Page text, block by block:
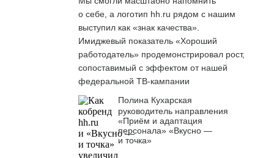
о себе, а логотип hh.ru рядом с нашим
выступил как «знак качества».
Имиджевый показатель «Хороший
работодатель» продемонстрировал рост,
сопоставимый с эффектом от нашей
федеральной ТВ-кампании
Полина Кухарская
руководитель направления
«Приём и адаптация
персонала» «Вкусно —
и точка»